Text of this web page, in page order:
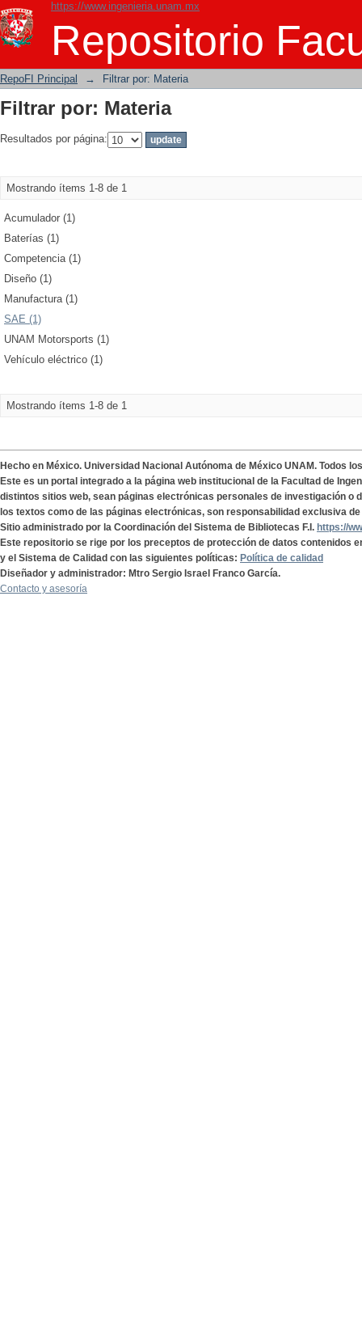
https://www.ingenieria.unam.mx
Repositorio
Filtrar por: Materia
RepoFI Principal → Filtrar por: Materia
Filtrar por: Materia
Resultados por página:
Mostrando ítems 1-8 de 1
Acumulador (1)
Baterías (1)
Competencia (1)
Diseño (1)
Manufactura (1)
SAE (1)
UNAM Motorsports (1)
Vehículo eléctrico (1)
Mostrando ítems 1-8 de 1
Hecho en México. Universidad Nacional Autónoma de México UNAM. Todos
Este es un portal integrado a la página web institucional de la Facultad de
distintos sitios web, sean páginas electrónicas personales de investigación o
los textos como de las páginas electrónicas, son responsabilidad exclusiva
Sitio administrado por la Coordinación del Sistema de Bibliotecas F.I. https://
Este repositorio se rige por los preceptos de protección de datos contenidos
y el Sistema de Calidad con las siguientes políticas: Política de calidad
Diseñador y administrador: Mtro Sergio Israel Franco García.
Contacto y asesoría